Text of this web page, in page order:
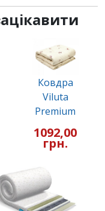
Ковдра
Viluta
Premium
1092,00
грн.